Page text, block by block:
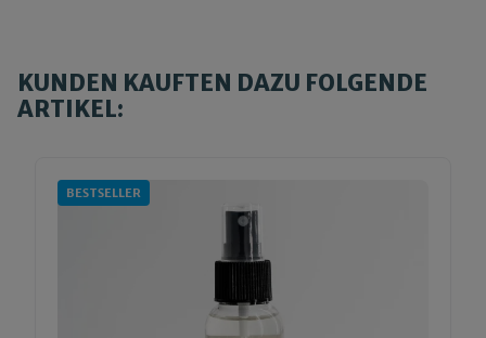
KUNDEN KAUFTEN DAZU FOLGENDE
ARTIKEL:
BESTSELLER